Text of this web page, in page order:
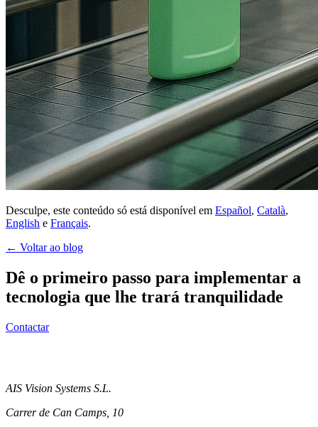
Desculpe, este conteúdo só está disponível em Español, Català,
English e Français.
← Voltar ao blog
Dê o primeiro passo para implementar a
tecnologia que lhe trará tranquilidade
Contactar
AIS Vision Systems S.L.
Carrer de Can Camps, 10